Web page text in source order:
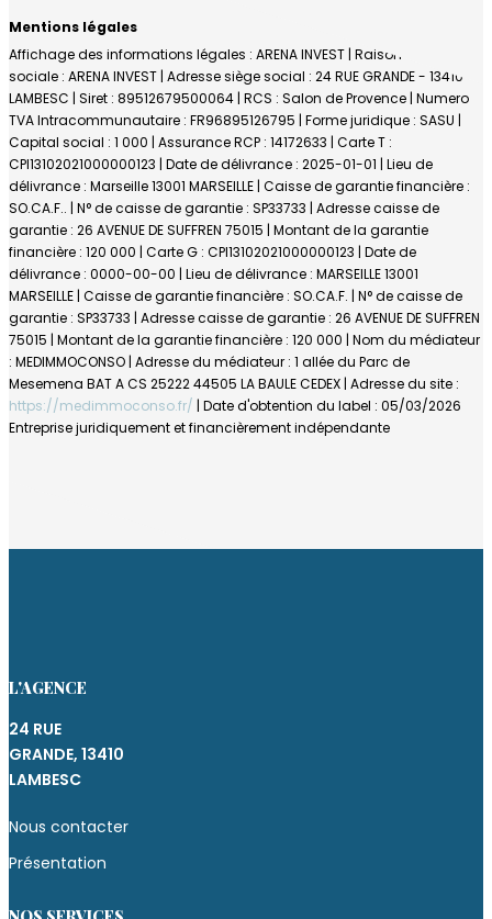
Mentions légales
Affichage des informations légales : ARENA INVEST | Raison
sociale : ARENA INVEST | Adresse siège social : 24 RUE GRANDE - 13410
LAMBESC | Siret : 89512679500064 | RCS : Salon de Provence | Numero
TVA Intracommunautaire : FR96895126795 | Forme juridique : SASU |
Capital social : 1 000 | Assurance RCP : 14172633 | Carte T :
CPI13102021000000123 | Date de délivrance : 2025-01-01 | Lieu de
délivrance : Marseille 13001 MARSEILLE | Caisse de garantie financière :
SO.CA.F.. | N° de caisse de garantie : SP33733 | Adresse caisse de
garantie : 26 AVENUE DE SUFFREN 75015 | Montant de la garantie
financière : 120 000 | Carte G : CPI13102021000000123 | Date de
délivrance : 0000-00-00 | Lieu de délivrance : MARSEILLE 13001
MARSEILLE | Caisse de garantie financière : SO.CA.F. | N° de caisse de
garantie : SP33733 | Adresse caisse de garantie : 26 AVENUE DE SUFFREN
75015 | Montant de la garantie financière : 120 000 | Nom du médiateur
: MEDIMMOCONSO | Adresse du médiateur : 1 allée du Parc de
Mesemena BAT A CS 25222 44505 LA BAULE CEDEX | Adresse du site :
https://medimmoconso.fr/ | Date d'obtention du label : 05/03/2026
Entreprise juridiquement et financièrement indépendante
L'AGENCE
24 RUE
GRANDE, 13410
LAMBESC
Nous contacter
Présentation